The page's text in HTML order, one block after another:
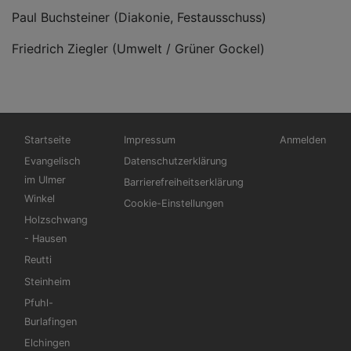
Paul Buchsteiner (Diakonie, Festausschuss)
Friedrich Ziegler (Umwelt / Grüner Gockel)
Hauptnavigation
Startseite
Evangelisch
im Ulmer
Winkel
Holzschwang
- Hausen
Reutti
Steinheim
Pfuhl-
Burlafingen
Elchingen
Fußbereichsmenü
Impressum
Datenschutzerklärung
Barrierefreiheitserklärung
Cookie-Einstellungen
Anmelden